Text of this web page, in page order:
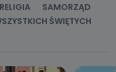
RELIGIA
SAMORZĄD
ŚWIĘTYCH